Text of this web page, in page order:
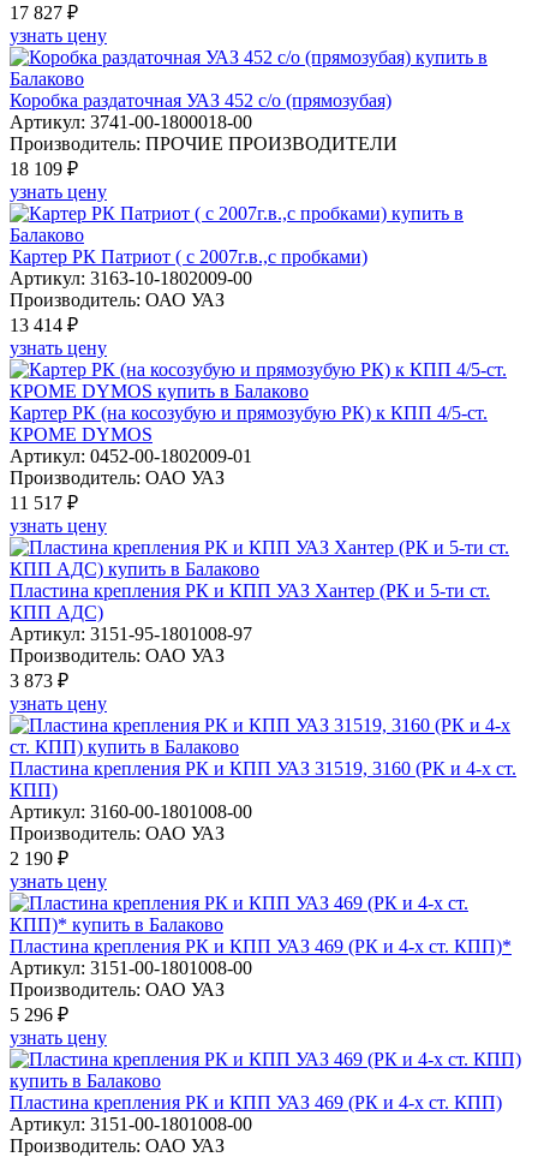
17 827 ₽
узнать цену
Коробка раздаточная УАЗ 452 с/о (прямозубая)
Артикул: 3741-00-1800018-00
Производитель: ПРОЧИЕ ПРОИЗВОДИТЕЛИ
18 109 ₽
узнать цену
Картер РК Патриот ( с 2007г.в.,с пробками)
Артикул: 3163-10-1802009-00
Производитель: ОАО УАЗ
13 414 ₽
узнать цену
Картер РК (на косозубую и прямозубую РК) к КПП 4/5-ст.
КРОМЕ DYMOS
Артикул: 0452-00-1802009-01
Производитель: ОАО УАЗ
11 517 ₽
узнать цену
Пластина крепления РК и КПП УАЗ Хантер (РК и 5-ти ст.
КПП АДС)
Артикул: 3151-95-1801008-97
Производитель: ОАО УАЗ
3 873 ₽
узнать цену
Пластина крепления РК и КПП УАЗ 31519, 3160 (РК и 4-х ст.
КПП)
Артикул: 3160-00-1801008-00
Производитель: ОАО УАЗ
2 190 ₽
узнать цену
Пластина крепления РК и КПП УАЗ 469 (РК и 4-х ст. КПП)*
Артикул: 3151-00-1801008-00
Производитель: ОАО УАЗ
5 296 ₽
узнать цену
Пластина крепления РК и КПП УАЗ 469 (РК и 4-х ст. КПП)
Артикул: 3151-00-1801008-00
Производитель: ОАО УАЗ